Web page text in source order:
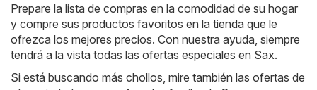
Prepare la lista de compras en la comodidad de su hogar
y compre sus productos favoritos en la tienda que le
ofrezca los mejores precios. Con nuestra ayuda, siempre
tendrá a la vista todas las ofertas especiales en Sax.
Si está buscando más chollos, mire también las ofertas de